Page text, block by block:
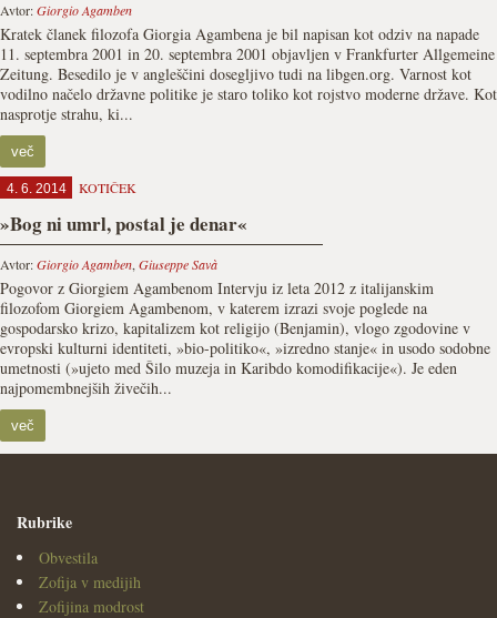
Avtor:Giorgio Agamben
Kratek članek filozofa Giorgia Agambena je bil napisan kot odziv na napade
11. septembra 2001 in 20. septembra 2001 objavljen v Frankfurter Allgemeine
Zeitung. Besedilo je v angleščini dosegljivo tudi na libgen.org. Varnost kot
vodilno načelo državne politike je staro toliko kot rojstvo moderne države. Kot
nasprotje strahu, ki...
več
4. 6. 2014 KOTIČEK
»Bog ni umrl, postal je denar«
Avtor:Giorgio Agamben, Giuseppe Savà
Pogovor z Giorgiem Agambenom Intervju iz leta 2012 z italijanskim
filozofom Giorgiem Agambenom, v katerem izrazi svoje poglede na
gospodarsko krizo, kapitalizem kot religijo (Benjamin), vlogo zgodovine v
evropski kulturni identiteti, »bio-politiko«, »izredno stanje« in usodo sodobne
umetnosti (»ujeto med Šilo muzeja in Karibdo komodifikacije«). Je eden
najpomembnejših živečih...
več
Rubrike
Obvestila
Zofija v medijih
Zofijina modrost